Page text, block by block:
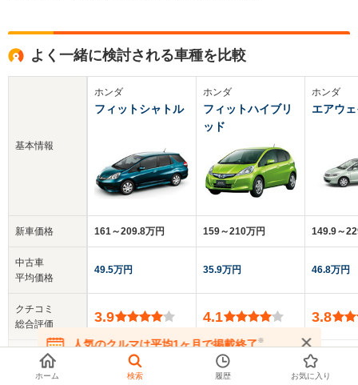
よく一緒に検討される車種を比較
基本情報
新車価格
中古車
平均価格
クチコミ
総合評価
乗車定員
ホンダ
フィットシャトル
161～209.8万円
49.5万円
3.9
ホンダ
フィットハイブリ
ッド
159～210万円
35.9万円
4.1
5人
ホンダ
エアウ
149.9～
46.8万円
3.8
5人
▼ 全てを表示する
人気のクルマは平均1ヶ月で掲載終了※
在庫が無くなる前にお問い合わせください
ホーム 検索 履歴 お気に入り